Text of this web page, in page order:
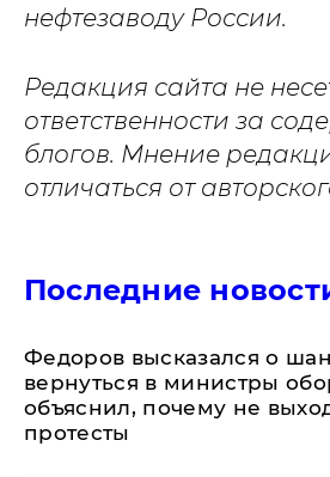
нефтезаводу России.
Редакция сайта не
ответственности за
блогов. Мнение
отличаться от
Последние
Федоров высказался о
вернуться в министры
объяснил, почему не
протесты